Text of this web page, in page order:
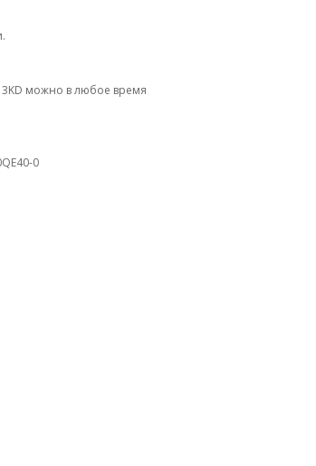
3KD можно в любое время
0